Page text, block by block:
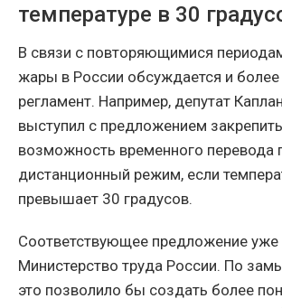
температуре в 30
В связи с повторяющимися
жары в России обсуждается и более
регламент. Например, депутат
выступил с предложением
возможность временного перевода
дистанционный режим, если
превышает 30 градусов.
Соответствующее предложение уже
Министерство труда России. По
это позволило бы создать более